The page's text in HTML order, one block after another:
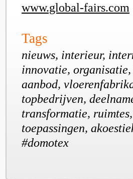
www.global-fairs.com
Tags
nieuws, interieur,
innovatie,
aanbod,
topbedrijven,
transformatie,
toepassingen,
#domotex